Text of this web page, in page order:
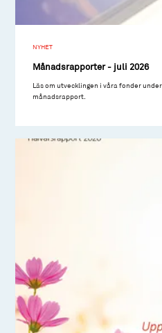
NYHET
Månadsrapporter - juli 2026
Läs om utvecklingen i våra fonder
månadsrapport.